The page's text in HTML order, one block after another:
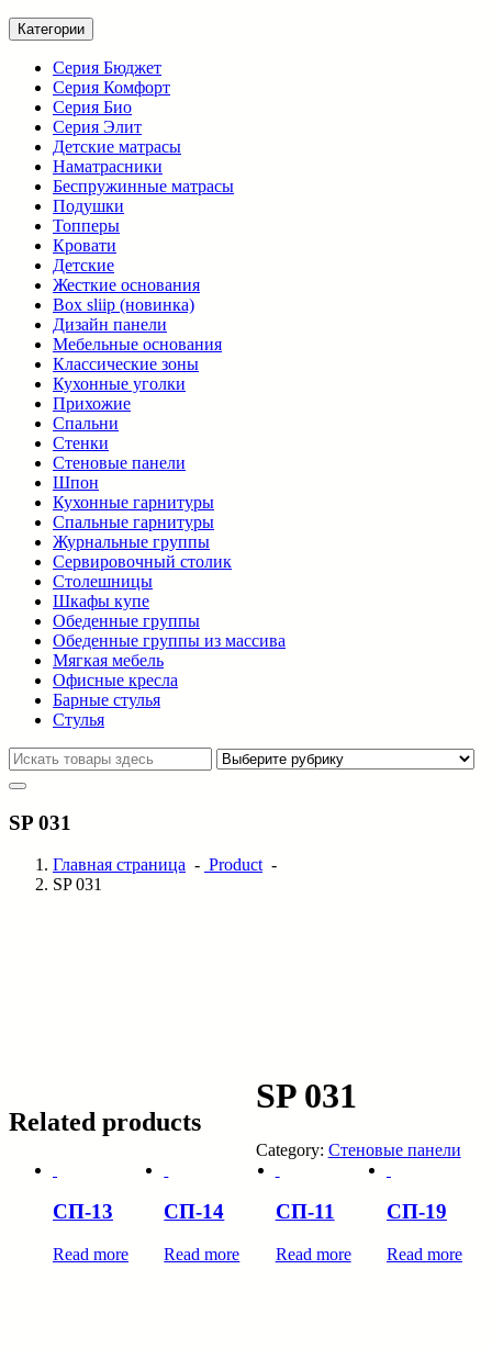
Категории
Серия Бюджет
Серия Комфорт
Серия Био
Серия Элит
Детские матрасы
Наматрасники
Беспружинные матрасы
Подушки
Топперы
Кровати
Детские
Жесткие основания
Box sliip (новинка)
Дизайн панели
Мебельные основания
Классические зоны
Кухонные уголки
Прихожие
Спальни
Стенки
Стеновые панели
Шпон
Кухонные гарнитуры
Спальные гарнитуры
Журнальные группы
Сервировочный столик
Столешницы
Шкафы купе
Обеденные группы
Обеденные группы из массива
Мягкая мебель
Офисные кресла
Барные стулья
Стулья
SP 031
Главная страница - Product-
SP 031
SP 031
Category: Стеновые панели
Related products
СП-13
Read more
СП-14
Read more
СП-11
Read more
СП-19
Read more